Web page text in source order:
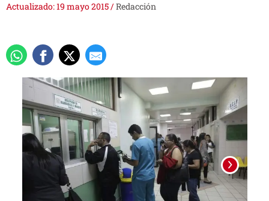
Actualizado: 19 mayo 2015/Redacción